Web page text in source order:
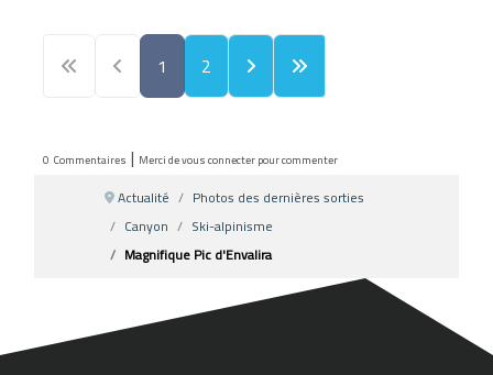
1 2
0 Commentaires | Merci de vous connecter pour commenter
Actualité
Photos des dernières sorties
Canyon
Ski-alpinisme
Magnifique Pic d'Envalira